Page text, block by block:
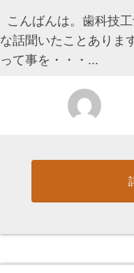
こんばんは。歯科技
な話聞いたことありま
って事を・・・...